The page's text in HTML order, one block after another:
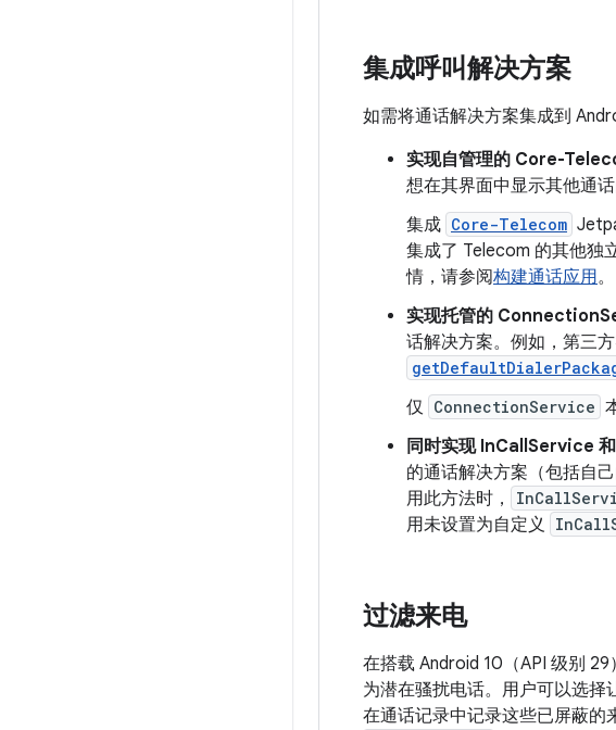
集成呼叫解决方案
如需将通话解决方案集成到
实现自管理的 Core-
想在其界面中显示其他通
集成 Core-Telecom
集成了 Telecom 的其他独
情，请参阅构建通话应用。
实现托管的
话解决方案。例如，第三
仅 ConnectionService
同时实现 InCallService
的通话解决方案（包括自
用此方法时，
用未设置为自定义
过滤来电
在搭载 Android 10（API 级别
为潜在骚扰电话。用户可以选
在通话记录中记录这些已屏蔽的